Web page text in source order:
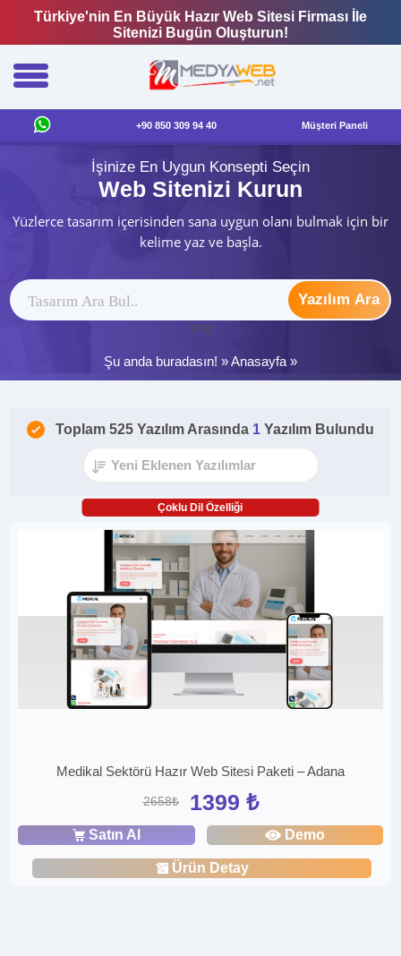
Türkiye'nin En Büyük Hazır Web Sitesi Firması İle
Sitenizi Bugün Oluşturun!
+90 850 309 94 40 Müşteri Paneli
İşinize En Uygun Konsepti Seçin
Web Sitenizi Kurun
Yüzlerce tasarım içerisinden sana uygun olanı bulmak için bir
kelime yaz ve başla.
Yazılım Ara
ytag
Şu anda buradasın! »Anasayfa »
Toplam 525 Yazılım Arasında 1 Yazılım Bulundu
Çoklu Dil Özelliği
Medikal Sektörü Hazır Web Sitesi Paketi – Adana
2658₺ 1399 ₺
Satın Al Demo
Ürün Detay